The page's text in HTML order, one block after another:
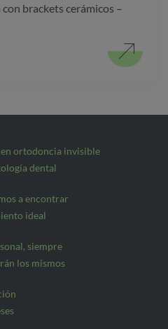
brackets cerámicos –
ortodoncia invisible
dental
a encontrar
ideal
siempre
los mismos